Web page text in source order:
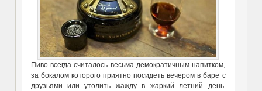
Пиво всегда считалось весьма демократичным напитком,
за бокалом которого приятно посидеть вечером в баре с
друзьями или утолить жажду в жаркий летний день.